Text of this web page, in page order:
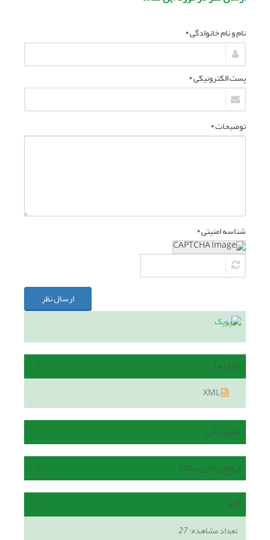
نام و نام خانوادگی *
پست الکترونیکی *
توضیحات *
شناسه امنیتی *
ارسال نظر
فایل ها
هم رسانی
ارجاع به این مقاله
آمار
تعداد مشاهده:27